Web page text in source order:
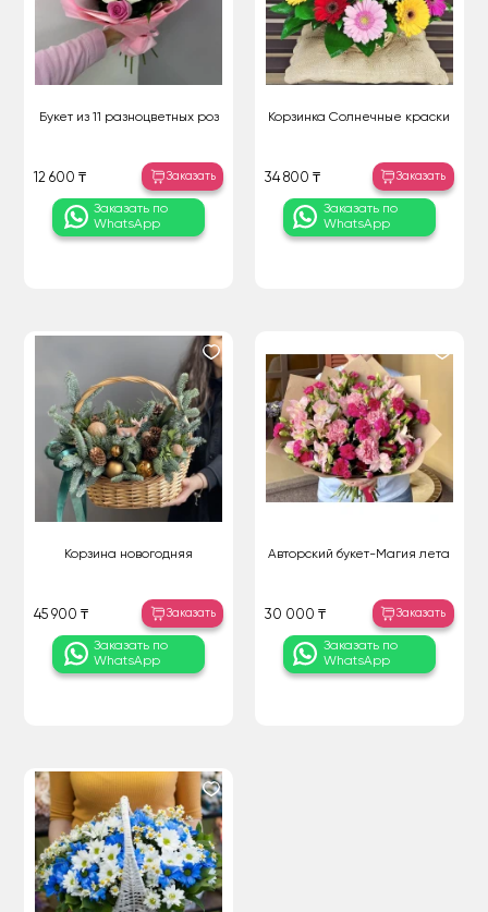
Букет из 11 разноцветных роз
12 600 ₸ Заказать
Заказать по
WhatsApp
Корзинка Солнечные краски
34 800 ₸ Заказать
Заказать по
WhatsApp
Корзина новогодняя
45 900 ₸ Заказать
Заказать по
WhatsApp
Авторский букет-Магия лета
30 000 ₸ Заказать
Заказать по
WhatsApp